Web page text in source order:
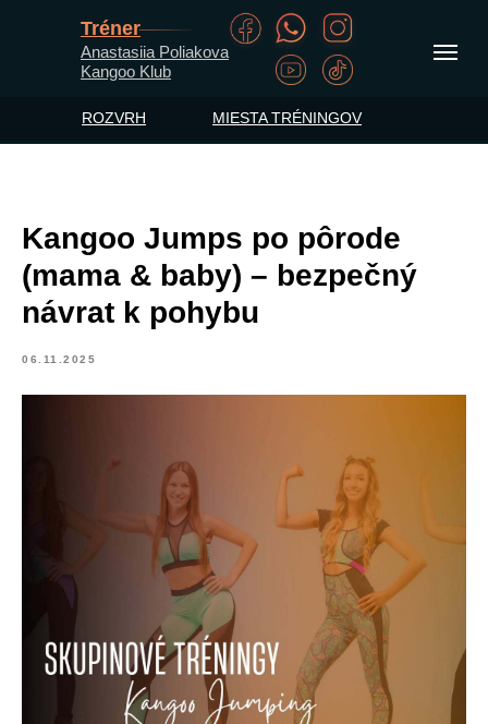
Anastasiia Poliakova
Kangoo Klub
Tréner
ROZVRH MIESTA TRÉNINGOV
Kangoo Jumps po pôrode
(mama & baby) – bezpečný
návrat k pohybu
06.11.2025